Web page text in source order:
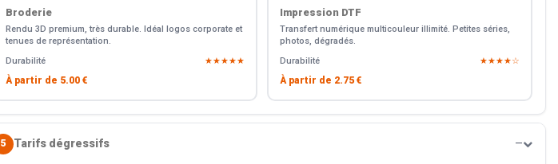
Broderie
Rendu 3D premium, très durable. Idéal logos corporate et
tenues de représentation.
Durabilité
★★★★★
À partir de 5.00 €
Impression DTF
Transfert numérique multicouleur illimité. Petites séries,
photos, dégradés.
Durabilité
★★★★☆
À partir de 2.75 €
5 Tarifs dégressifs —